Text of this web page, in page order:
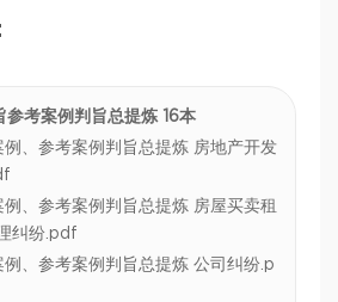
参考案例判旨总提炼 16本
例、参考案例判旨总提炼 房地产开发
、参考案例判旨总提炼 房屋买卖租
纠纷.pdf
例、参考案例判旨总提炼 公司纠纷.p